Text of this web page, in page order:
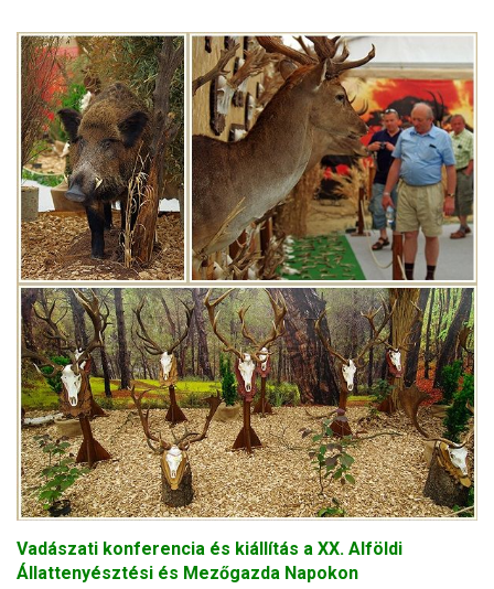
Vadászati konferencia és kiállítás a XX. Alföldi
Állattenyésztési és Mezőgazda Napokon